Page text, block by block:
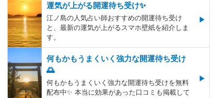
運気が上がる開運待ち受け✨
江ノ島の人気占い師おすすめの開運待ち受け
と、最新の運気が上がるスマホ壁紙を紹介しま
す。
何もかもうまくいく強力な開運待ち受け
🌅
何もかもうまくいく強力な開運待ち受けを無料
配布中✨️ 本当に効果があった口コミも掲載して